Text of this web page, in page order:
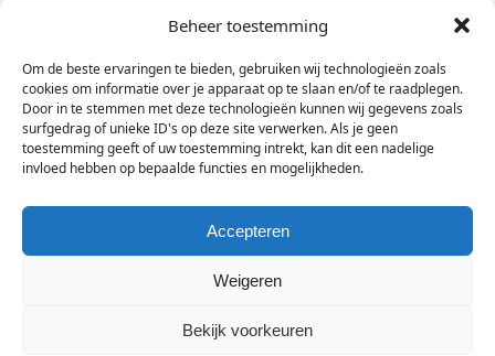
Beheer toestemming
Om de beste ervaringen te bieden, gebruiken wij technologieën zoals
cookies om informatie over je apparaat op te slaan en/of te raadplegen.
Door in te stemmen met deze technologieën kunnen wij gegevens zoals
surfgedrag of unieke ID's op deze site verwerken. Als je geen
toestemming geeft of uw toestemming intrekt, kan dit een nadelige
invloed hebben op bepaalde functies en mogelijkheden.
Accepteren
Weigeren
Bekijk voorkeuren
Dagelijks het laatste nieuws in je e-mail?
Vul
hier
je
e-
mailadres
in
Sign Up